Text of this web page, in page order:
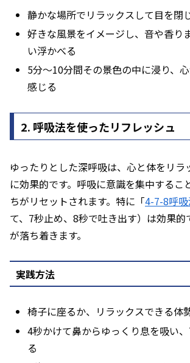
静かな場所でリラックスして目を閉
好きな風景をイメージし、音や香り
い浮かべる
5分～10分間その景色の中に浸り、
感じる
2. 呼吸法を使ったリフレッシュ
ゆったりとした深呼吸は、心と体をリラ
に効果的です。呼吸に意識を集中するこ
ちがリセットされます。特に「4-7-8呼
て、7秒止め、8秒で吐き出す）は効果的
が落ち着きます。
実践方法
椅子に座るか、リラックスできる体
4秒かけて鼻からゆっくり息を吸い
る